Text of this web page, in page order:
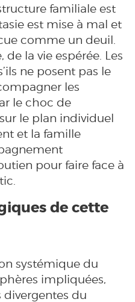
familiale est
est mise à mal et
comme un deuil.
de la vie espérée. Les
ne posent pas le
les
le choc de
le plan individuel
et la famille
pour faire face à
de cette
systémique du
impliquées,
divergentes du